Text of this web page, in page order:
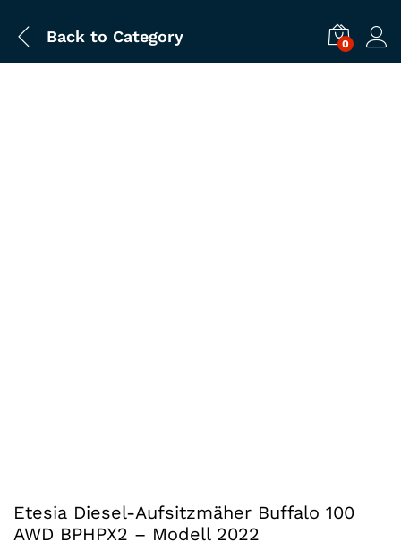
Back to Category 0
Etesia Diesel-Aufsitzmäher Buffalo 100
AWD BPHPX2 – Modell 2022